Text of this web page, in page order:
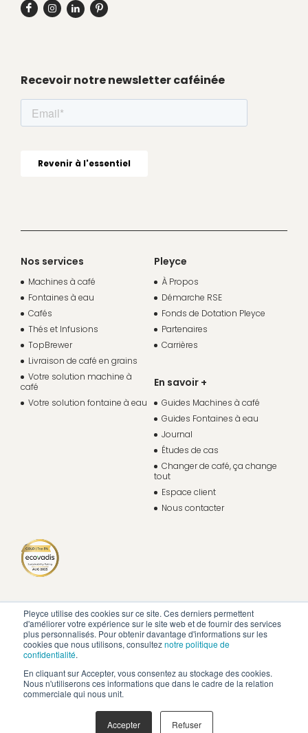
Pleyce utilise des cookies sur ce site. Ces derniers permettent
d'améliorer votre expérience sur le site web et de fournir des services
plus personnalisés. Pour obtenir davantage d'informations sur les
cookies que nous utilisons, consulteznotre politique de
confidentialité.
En cliquant sur Accepter, vous consentez au stockage des cookies.
Nous n'utiliserons ces informations que dans le cadre de la relation
commerciale qui nous unit.
Accepter Refuser
Recevoir notre newsletter caféinée
Nos services
Machines à café
Fontaines à eau
Cafés
Thés et Infusions
TopBrewer
Livraison de café en grains
Votre solution machine à
café
Votre solution fontaine à eau
Pleyce
À Propos
Démarche RSE
Fonds de Dotation Pleyce
Partenaires
Carrières
En savoir +
Guides Machines à café
Guides Fontaines à eau
Journal
Études de cas
Changer de café, ça change
tout
Espace client
Nous contacter
Politique de confidentialité
Mentions légales